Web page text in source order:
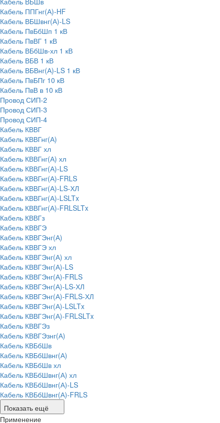
Кабель ППГнг(А)-HF
Кабель ВБШвнг(А)-LS
Кабель ПвБбШп 1 кВ
Кабель ПвВГ 1 кВ
Кабель ВБбШв-хл 1 кВ
Кабель ВБВ 1 кВ
Кабель ВБВнг(А)-LS 1 кВ
Кабель ПвБПг 10 кВ
Кабель ПвВ в 10 кВ
Провод СИП-2
Провод СИП-3
Провод СИП-4
Кабель КВВГ
Кабель КВВГнг(А)
Кабель КВВГ хл
Кабель КВВГнг(А) хл
Кабель КВВГнг(А)-LS
Кабель КВВГнг(А)-FRLS
Кабель КВВГнг(А)-LS-ХЛ
Кабель КВВГнг(А)-LSLTx
Кабель КВВГнг(А)-FRLSLTx
Кабель КВВГз
Кабель КВВГЭ
Кабель КВВГЭнг(А)
Кабель КВВГЭ хл
Кабель КВВГЭнг(А) хл
Кабель КВВГЭнг(А)-LS
Кабель КВВГЭнг(А)-FRLS
Кабель КВВГЭнг(А)-LS-ХЛ
Кабель КВВГЭнг(А)-FRLS-ХЛ
Кабель КВВГЭнг(А)-LSLTx
Кабель КВВГЭнг(А)-FRLSLTx
Кабель КВВГЭз
Кабель КВВГЭзнг(А)
Кабель КВБбШв
Кабель КВБбШвнг(А)
Кабель КВБбШв хл
Кабель КВБбШвнг(А) хл
Кабель КВБбШвнг(А)-LS
Кабель КВБбШвнг(А)-FRLS
Показать ещё
Применение